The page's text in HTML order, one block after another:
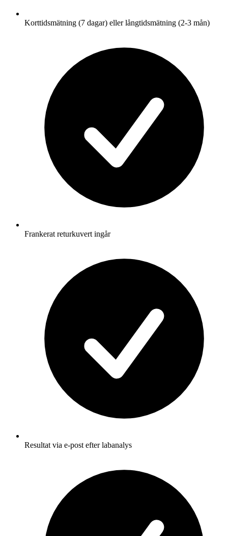
Korttidsmätning (7 dagar) eller långtidsmätning (2-3 mån)
Frankerat returkuvert ingår
Resultat via e-post efter labanalys